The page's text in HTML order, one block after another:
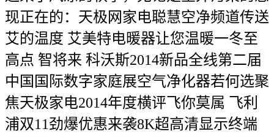
现正在的：天极网家电聪慧空净频道传送
艾的温度 艾美特电暖器让您温暖一冬至
高点 智将来 科沃斯2014新品全线第二届
中国国际数字家庭展空气净化器若何选聚
焦天极家电2014年度横评飞你莫属 飞利
浦双11劲爆优惠来袭8K超高清显示终端